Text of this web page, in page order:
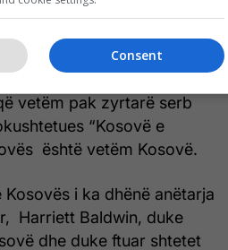
e Kosovës është vërtetuar
e Drejtësisë.
vetëm pak zyrtarë serb
“Kosovë e
është vetëm Kosovë.
i ka dhënë anëtarja
Harriett Baldwin, duke
dhe duke ftuar shtetet
Consent